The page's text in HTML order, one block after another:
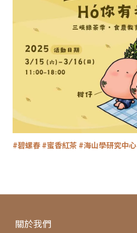
#碧螺春#蜜香紅茶 #海山學研究中心
關於我們